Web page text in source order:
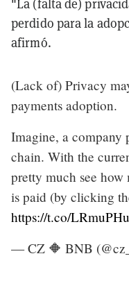
"La (falta de)
perdido para la
afirmó.
(Lack of) Privacy
payments adoption.
Imagine, a company
chain. With the
pretty much see
is paid (by clicking
https://t.co/
— CZ 🔶 BNB